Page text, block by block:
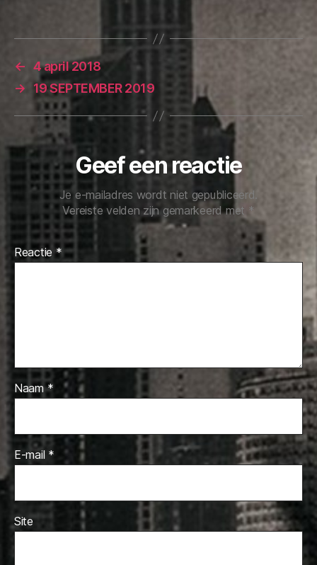
← 4 april 2018
→
19 SEPTEMBER 2019
Geef een reactie
Je e-mailadres wordt niet gepubliceerd.
Vereiste velden zijn gemarkeerd met *
Reactie*
Naam*
E-mail *
Site